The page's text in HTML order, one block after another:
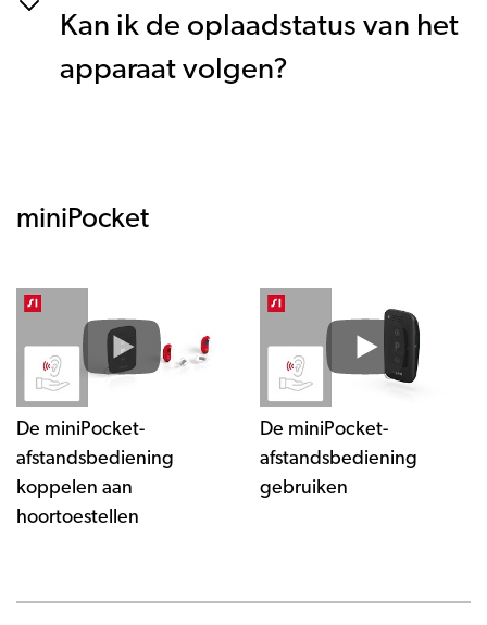
Kan ik de oplaadstatus van het
apparaat volgen?
miniPocket
De miniPocket-
afstandsbediening
koppelen aan
hoortoestellen
De miniPocket-
afstandsbediening
gebruiken